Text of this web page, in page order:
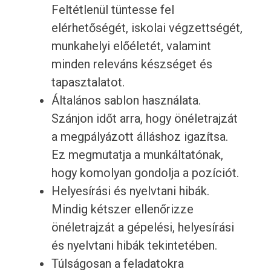
Feltétlenül tüntesse fel
elérhetőségét, iskolai végzettségét,
munkahelyi előéletét, valamint
minden releváns készséget és
tapasztalatot.
Általános sablon használata.
Szánjon időt arra, hogy önéletrajzát
a megpályázott álláshoz igazítsa.
Ez megmutatja a munkáltatónak,
hogy komolyan gondolja a pozíciót.
Helyesírási és nyelvtani hibák.
Mindig kétszer ellenőrizze
önéletrajzát a gépelési, helyesírási
és nyelvtani hibák tekintetében.
Túlságosan a feladatokra